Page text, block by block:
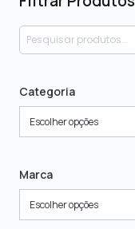
Categoria
Escolher opções
Marca
Escolher opções